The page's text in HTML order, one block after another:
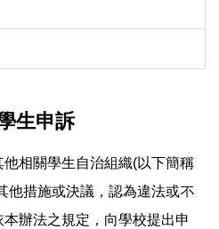
生申訴
相關學生自治組織(以下簡稱
他措施或決議，認為違法或不
辦法之規定，向學校提出申